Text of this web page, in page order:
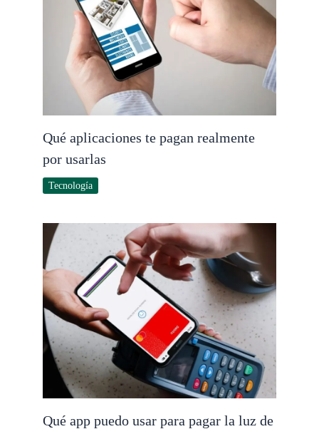
Qué aplicaciones te pagan realmente
por usarlas
Tecnología
Qué app puedo usar para pagar la luz de